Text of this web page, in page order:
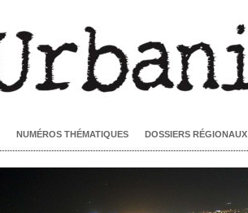
NUMÉROS THÉMATIQUES DOSSIERS RÉGIONAUX